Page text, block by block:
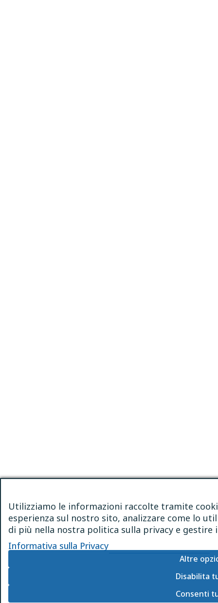
Utilizziamo le informazioni raccolte tramite
esperienza sul nostro sito, analizzare come lo
di più nella nostra politica sulla privacy e gestire
Informativa sulla Privacy
Altre
Disabilita
Consenti